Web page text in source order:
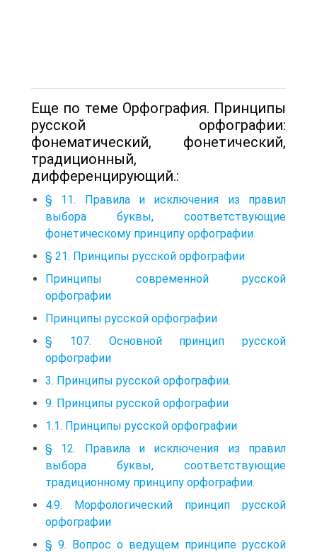
Еще по теме Орфография. Принципы
русской орфографии:
фонематический, фонетический,
традиционный,
дифференцирующий.:
§ 11. Правила и исключения из правил
выбора буквы, соответствующие
фонетическому принципу орфографии.
§ 21. Принципы русской орфографии
Принципы современной русской
орфографии
Принципы русской орфографии
§ 107. Основной принцип русской
орфографии
3. Принципы русской орфографии.
9. Принципы русской орфографии
1.1. Принципы русской орфографии
§ 12. Правила и исключения из правил
выбора буквы, соответствующие
традиционному принципу орфографии.
4.9. Морфологический принцип русской
орфографии
§ 9. Вопрос о ведущем принципе русской